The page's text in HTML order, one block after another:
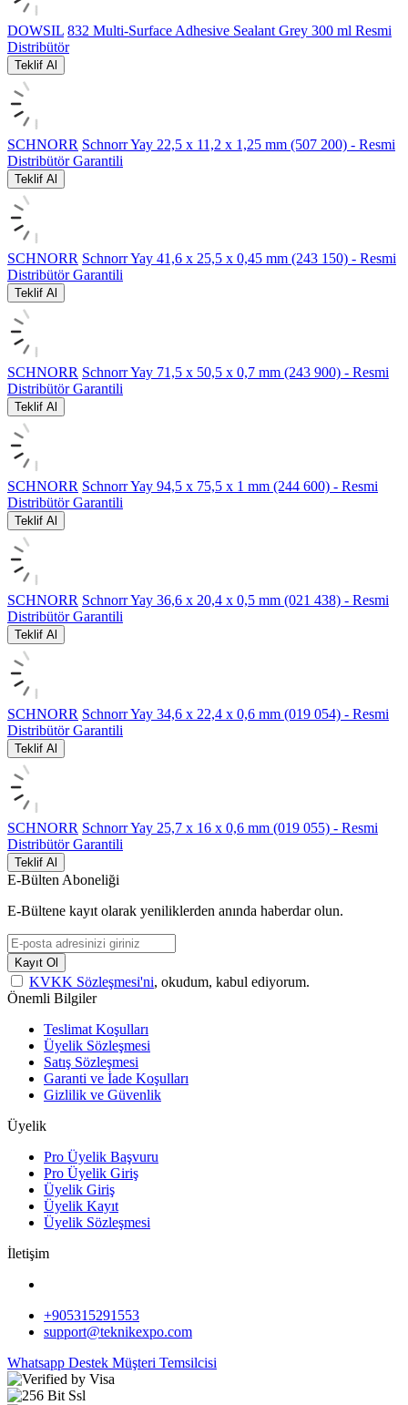
DOWSIL 832 Multi-Surface Adhesive Sealant Grey 300 ml Resmi
Distribütör
Teklif Al
SCHNORR Schnorr Yay 22,5 x 11,2 x 1,25 mm (507 200) - Resmi
Distribütör Garantili
Teklif Al
SCHNORR Schnorr Yay 41,6 x 25,5 x 0,45 mm (243 150) - Resmi
Distribütör Garantili
Teklif Al
SCHNORR Schnorr Yay 71,5 x 50,5 x 0,7 mm (243 900) - Resmi
Distribütör Garantili
Teklif Al
SCHNORR Schnorr Yay 94,5 x 75,5 x 1 mm (244 600) - Resmi
Distribütör Garantili
Teklif Al
SCHNORR Schnorr Yay 36,6 x 20,4 x 0,5 mm (021 438) - Resmi
Distribütör Garantili
Teklif Al
SCHNORR Schnorr Yay 34,6 x 22,4 x 0,6 mm (019 054) - Resmi
Distribütör Garantili
Teklif Al
SCHNORR Schnorr Yay 25,7 x 16 x 0,6 mm (019 055) - Resmi
Distribütör Garantili
Teklif Al
E-Bülten Aboneliği
E-Bültene kayıt olarak yeniliklerden anında haberdar olun.
Kayıt Ol
KVKK Sözleşmesi'ni, okudum, kabul ediyorum.
Önemli Bilgiler
Teslimat Koşulları
Üyelik Sözleşmesi
Satış Sözleşmesi
Garanti ve İade Koşulları
Gizlilik ve Güvenlik
Üyelik
Pro Üyelik Başvuru
Pro Üyelik Giriş
Üyelik Giriş
Üyelik Kayıt
Üyelik Sözleşmesi
İletişim
+905315291553
support@teknikexpo.com
Whatsapp Destek Müşteri Temsilcisi